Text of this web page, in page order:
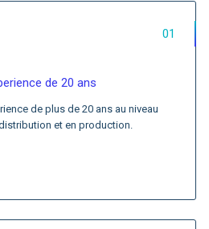
01
de 20 ans
de plus de 20 ans au niveau
et en production.